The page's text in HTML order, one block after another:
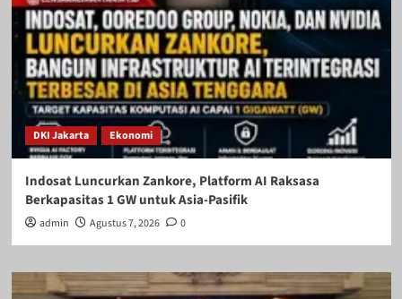
DKI Jakarta Ekonomi
Indosat Luncurkan Zankore, Platform AI Raksasa
Berkapasitas 1 GW untuk Asia-Pasifik
admin Agustus 7, 2026 0